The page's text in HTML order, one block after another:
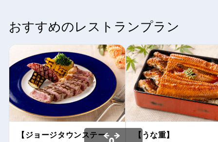
おすすめのレストランプラン
【ジョージタウンステー 【うな重】